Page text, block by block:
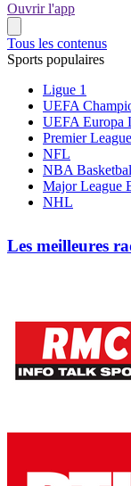
Ouvrir l'app
Tous les contenus
Sports populaires
Ligue 1
UEFA
UEFA Europa
Premier League
NFL
NBA
Major League
NHL
Les meilleures